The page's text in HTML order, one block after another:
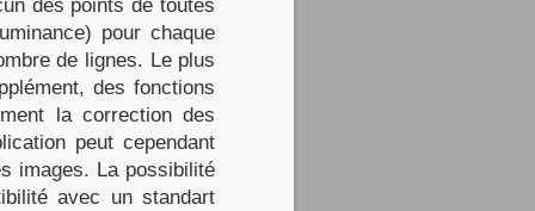
pour chaque
de lignes. Le plus
des fonctions
la correction des
peut cependant
images. La possibilité
avec un standart